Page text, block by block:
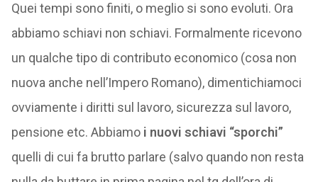
Quei tempi sono finiti, o meglio si sono evoluti. Ora
abbiamo schiavi non schiavi. Formalmente ricevono
un qualche tipo di contributo economico (cosa non
nuova anche nell’Impero Romano), dimentichiamoci
ovviamente i diritti sul lavoro, sicurezza sul lavoro,
pensione etc. Abbiamo i nuovi schiavi “sporchi”
quelli di cui fa brutto parlare (salvo quando non resta